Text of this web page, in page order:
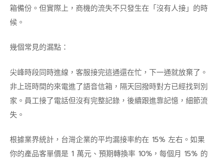
箱備份。但實際上，商機的流失不只發生在「沒有人接」的時
候。
幾個常見的漏點：
尖峰時段同時進線，客服接完這通還在忙，下一通就放棄了。
非上班時間的來電進了語音信箱，隔天回撥時對方已經找到別
家。員工接了電話但沒有完整記錄，後續跟進靠記憶，細節流
失。
根據業界統計，台灣企業的平均漏接率約在 15% 左右。如果
你的產品客單價是 1 萬元、預期轉換率 10%，每個月 15% 的